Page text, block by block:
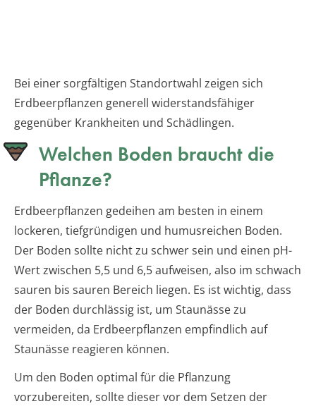
Bei einer sorgfältigen Standortwahl zeigen sich
Erdbeerpflanzen generell widerstandsfähiger
gegenüber Krankheiten und Schädlingen.
Welchen Boden braucht die
Pflanze?
Erdbeerpflanzen gedeihen am besten in einem
lockeren, tiefgründigen und humusreichen Boden.
Der Boden sollte nicht zu schwer sein und einen pH-
Wert zwischen 5,5 und 6,5 aufweisen, also im schwach
sauren bis sauren Bereich liegen. Es ist wichtig, dass
der Boden durchlässig ist, um Staunässe zu
vermeiden, da Erdbeerpflanzen empfindlich auf
Staunässe reagieren können.
Um den Boden optimal für die Pflanzung
vorzubereiten, sollte dieser vor dem Setzen der